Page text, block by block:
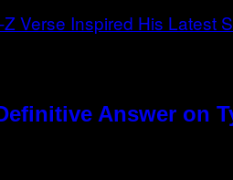
Answer on